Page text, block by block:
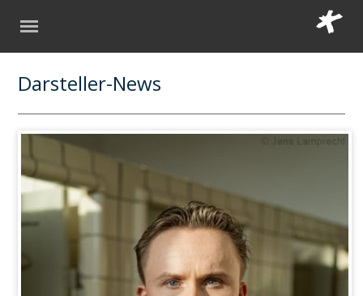
Darsteller-News